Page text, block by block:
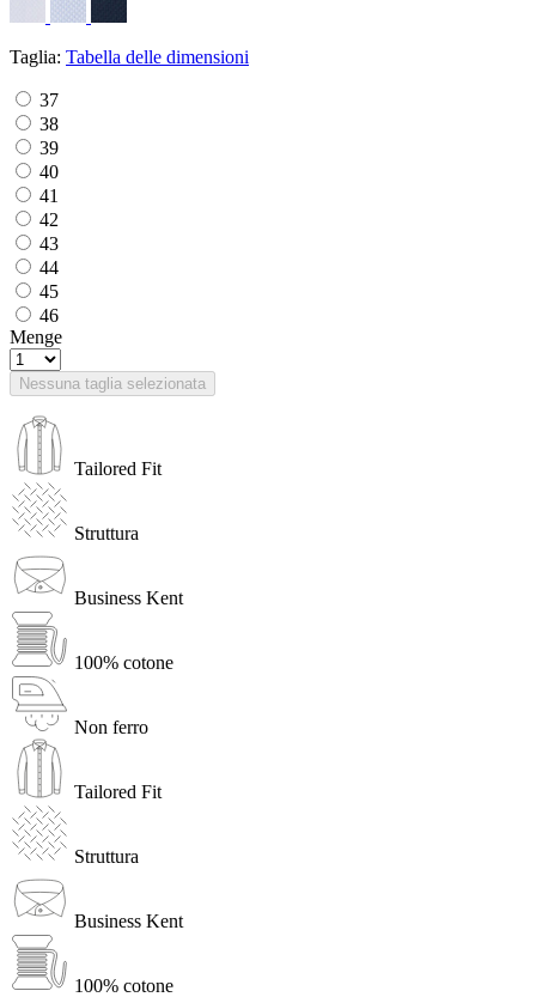
Taglia: Tabella delle dimensioni
37
38
39
40
41
42
43
44
45
46
Menge
Nessuna taglia selezionata
Tailored Fit
Struttura
Business Kent
100% cotone
Non ferro
Tailored Fit
Struttura
Business Kent
100% cotone